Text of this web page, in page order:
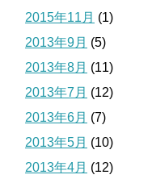
2015年11月 (1)
2013年9月 (5)
2013年8月 (11)
2013年7月 (12)
2013年6月 (7)
2013年5月 (10)
2013年4月 (12)